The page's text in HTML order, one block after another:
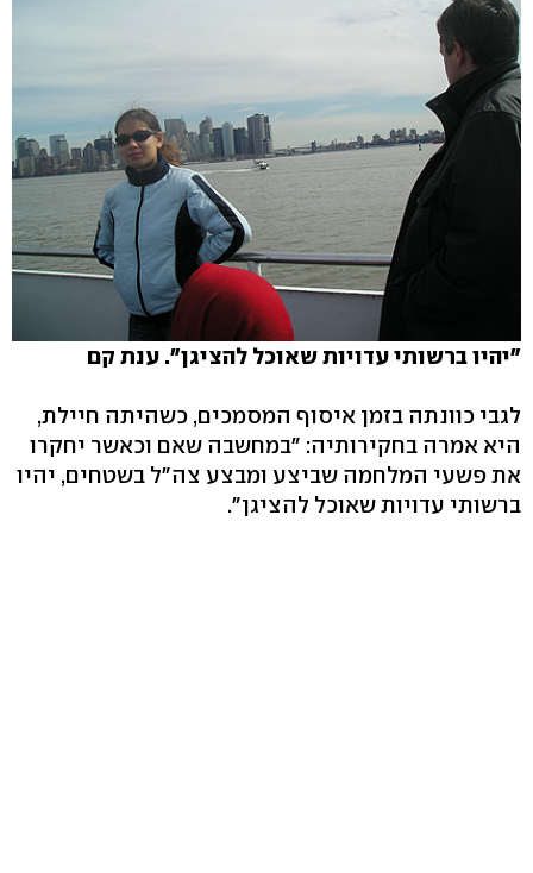
"יהיו ברשותי עדויות שאוכל להציגן". ענת קם
לגבי כוונתה בזמן איסוף המסמכים, כשהיתה חיילת,
היא אמרה בחקירותיה: "במחשבה שאם וכאשר יחקרו
את פשעי המלחמה שביצע ומבצע צה"ל בשטחים, יהיו
ברשותי עדויות שאוכל להציגן".